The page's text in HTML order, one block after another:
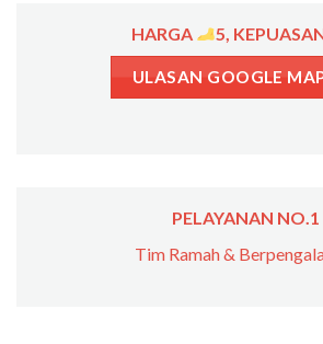
HARGA 5,
ULASAN GOOGLE
PELAYANAN NO.1
Tim Ramah &